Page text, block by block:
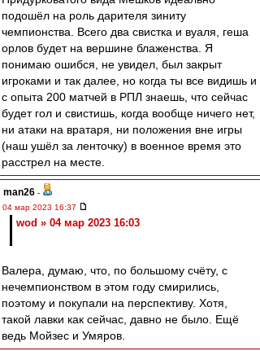
подошёл на роль дарителя зиниту
чемпионства. Всего два свистка и вуаля, геша
орлов будет на вершине блаженства. Я
понимаю ошибся, не увидел, был закрыт
игроками и так далее, но когда ты все видишь и
с опыта 200 матчей в РПЛ знаешь, что сейчас
будет гол и свистишь, когда вообще ничего нет,
ни атаки на вратаря, ни положения вне игры
(наш ушёл за ленточку) в военное время это
расстрел на месте.
man26 -
04 мар 2023 16:37
wod » 04 мар 2023 16:03
Валера, думаю, что, по большому счёту, с
нечемпионством в этом году смирились,
поэтому и покупали на перспективу. Хотя,
такой лавки как сейчас, давно не было. Ещё
ведь Мойзес и Умяров.